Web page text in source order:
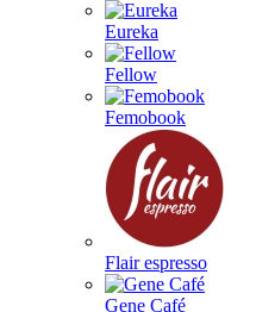
Eureka
Fellow
Femobook
Flair espresso
Gene Café